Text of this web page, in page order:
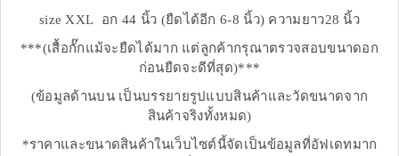
size XXL อก 44 นิ้ว (ยืดได้อีก 6-8 นิ้ว) ความยาว28 นิ้ว
***(เสื้อกั๊กแม้จะยืดได้มาก แต่ลูกค้ากรุณาตรวจสอบขนาดอก
ก่อนยืดจะดีที่สุด)***
(ข้อมูลด้านบน เป็นบรรยายรูปแบบสินค้าและวัดขนาดจาก
สินค้าจริงทั้งหมด)
*ราคาและขนาดสินค้าในเว็บไซต์นี้จัดเป็นข้อมูลที่อัฟเดทมาก